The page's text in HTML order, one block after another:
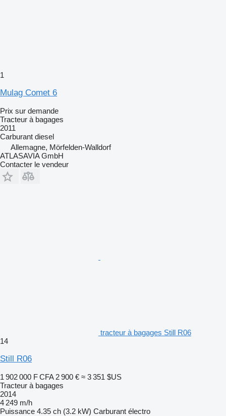
1
Mulag Comet 6
Prix sur demande
Tracteur à bagages
2011
Carburant diesel
Allemagne, Mörfelden-Walldorf
ATLASAVIA GmbH
Contacter le vendeur
tracteur à bagages Still R06
14
Still R06
1 902 000 F CFA 2 900 € ≈ 3 351 $US
Tracteur à bagages
2014
4 249 m/h
Puissance 4.35 ch (3.2 kW) Carburant électro